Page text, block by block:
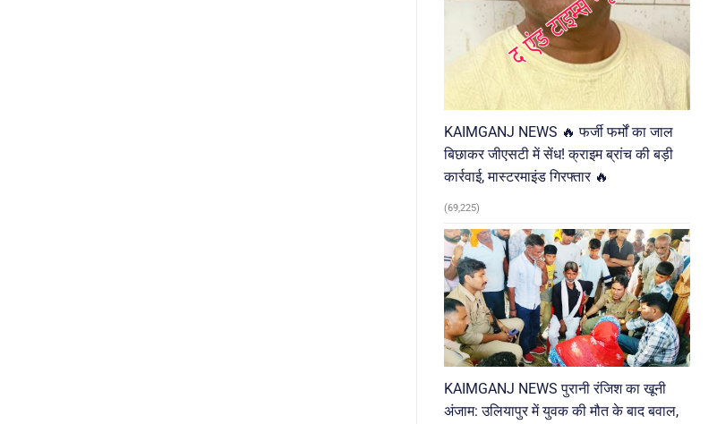
KAIMGANJ NEWS 🔥 फर्जी फर्मों का जाल
बिछाकर जीएसटी में सेंध! क्राइम ब्रांच की बड़ी
कार्रवाई, मास्टरमाइंड गिरफ्तार 🔥
(69,225)
KAIMGANJ NEWS पुरानी रंजिश का खूनी
अंजाम: उलियापुर में युवक की मौत के बाद बवाल,